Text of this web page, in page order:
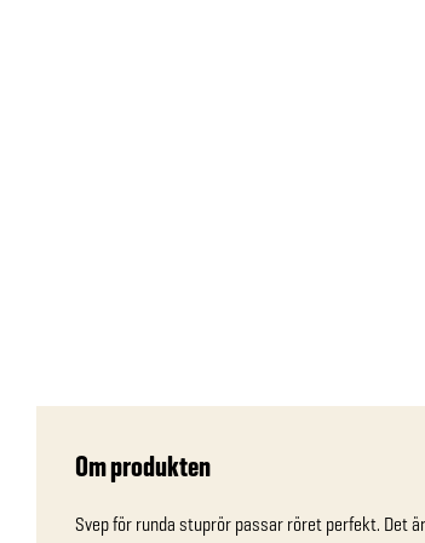
Om produkten
Svep för runda stuprör passar röret perfekt. Det